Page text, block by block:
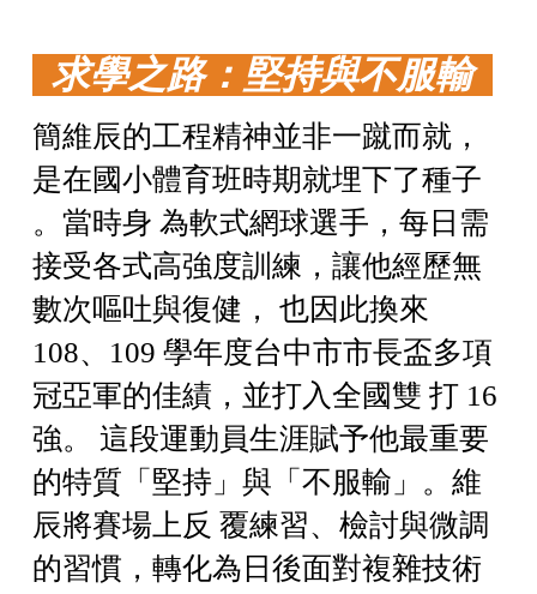
求學之路：堅持與不服輸
簡維辰的工程精神並非一蹴而就，
是在國小體育班時期就埋下了種子
。當時身 為軟式網球選手，每日需
接受各式高強度訓練，讓他經歷無
數次嘔吐與復健， 也因此換來
108、109 學年度台中市市長盃多項
冠亞軍的佳績，並打入全國雙 打 16
強。 這段運動員生涯賦予他最重要
的特質「堅持」與「不服輸」。維
辰將賽場上反 覆練習、檢討與微調
的習慣，轉化為日後面對複雜技術